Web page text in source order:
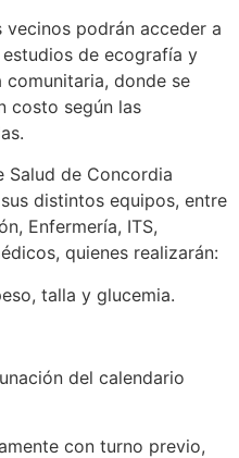
vecinos podrán acceder a
de ecografía y
donde se
costo según las
Salud de Concordia
distintos equipos, entre
Enfermería, ITS,
quienes realizarán:
talla y glucemia.
del calendario
con turno previo,